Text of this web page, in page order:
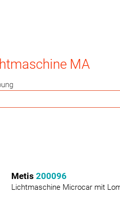
MA
Metis 200096
Lichtmaschine Microcar mit